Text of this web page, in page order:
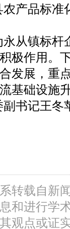
产品标准
从镇标杆
极作用。
发展，重
基础设施
书记王冬
转载自新
和进行学
观点或证